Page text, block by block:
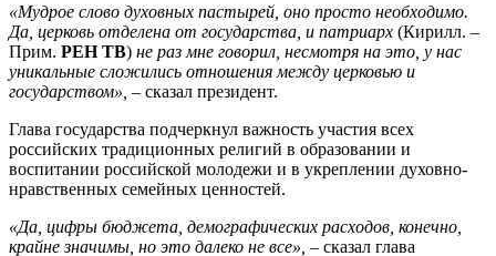
«Мудрое слово духовных пастырей, оно просто необходимо.
Да, церковь отделена от государства, и патриарх (Кирилл. –
Прим. РЕН ТВ) не раз мне говорил, несмотря на это, у нас
уникальные сложились отношения между церковью и
государством», – сказал президент.
Глава государства подчеркнул важность участия всех
российских традиционных религий в образовании и
воспитании российской молодежи и в укреплении духовно-
нравственных семейных ценностей.
«Да, цифры бюджета, демографических расходов, конечно,
крайне значимы, но это далеко не все», – сказал глава